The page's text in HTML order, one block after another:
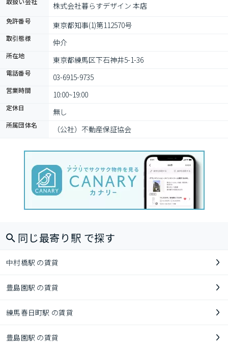
株式会社暮らすデザイン 本店
免許番号 東京都知事(1)第112570号
取引態様 仲介
所在地 東京都練馬区下石神井5-1-36
電話番号 03-6915-9735
営業時間 10:00~19:00
定休日 無し
所属団体名 （公社）不動産保証協会
同じ最寄り駅 で探す
中村橋駅 の賃貸
豊島園駅 の賃貸
練馬春日町駅 の賃貸
豊島園駅 の賃貸